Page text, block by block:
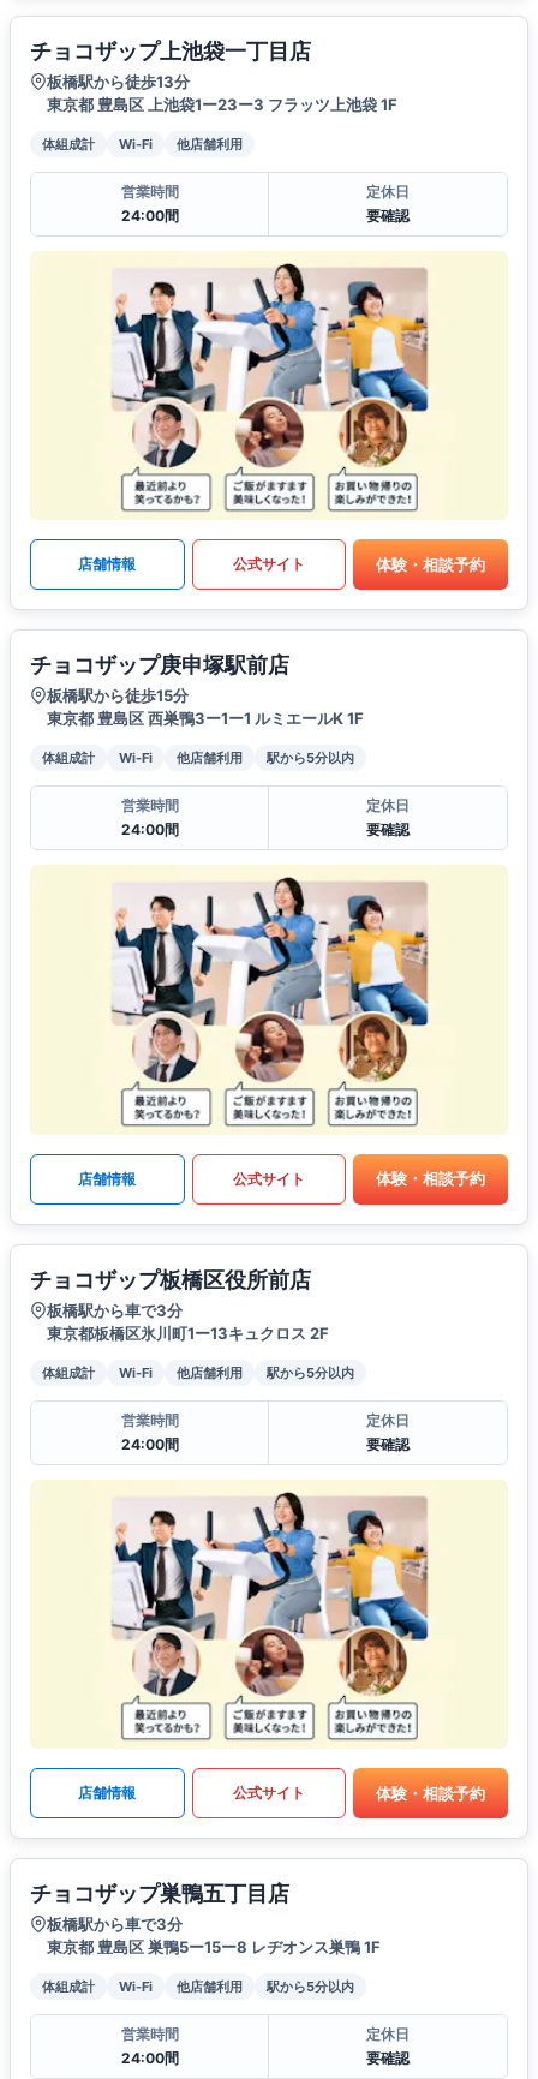
チョコザップ上池袋一丁目店
板橋駅から徒歩13分
東京都 豊島区 上池袋1ー23ー3 フラッツ上池袋 1F
体組成計 Wi-Fi 他店舗利用
営業時間
24:00間
定休日
要確認
店舗情報 公式サイト 体験・相談予約
チョコザップ庚申塚駅前店
板橋駅から徒歩15分
東京都 豊島区 西巣鴨3ー1ー1 ルミエールK 1F
体組成計 Wi-Fi 他店舗利用 駅から5分以内
営業時間
24:00間
定休日
要確認
店舗情報 公式サイト 体験・相談予約
チョコザップ板橋区役所前店
板橋駅から車で3分
東京都板橋区氷川町1ー13キュクロス 2F
体組成計 Wi-Fi 他店舗利用 駅から5分以内
営業時間
24:00間
定休日
要確認
店舗情報 公式サイト 体験・相談予約
チョコザップ巣鴨五丁目店
板橋駅から車で3分
東京都 豊島区 巣鴨5ー15ー8 レヂオンス巣鴨 1F
体組成計 Wi-Fi 他店舗利用 駅から5分以内
営業時間
24:00間
定休日
要確認